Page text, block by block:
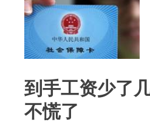
到手工资少了
不慌了